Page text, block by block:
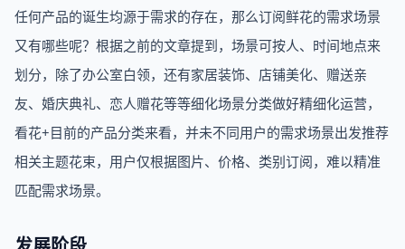
任何产品的诞生均源于需求的存在，那么订阅鲜花的需求场景
又有哪些呢？根据之前的文章提到，场景可按人、时间地点来
划分，除了办公室白领，还有家居装饰、店铺美化、赠送亲
友、婚庆典礼、恋人赠花等等细化场景分类做好精细化运营，
看花+目前的产品分类来看，并未不同用户的需求场景出发推荐
相关主题花束，用户仅根据图片、价格、类别订阅，难以精准
匹配需求场景。